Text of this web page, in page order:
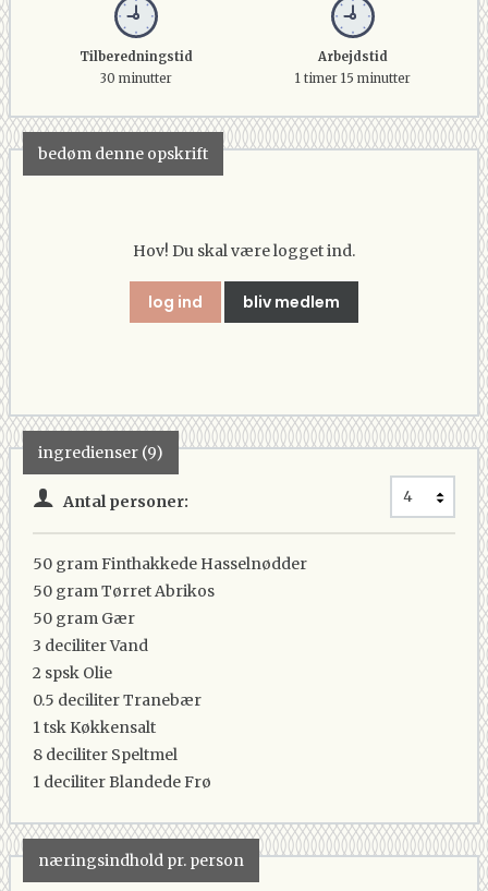
Tilberedningstid
30 minutter
Arbejdstid
1 timer 15 minutter
bedøm denne opskrift
Hov! Du skal være logget ind.
log ind bliv medlem
ingredienser (9)
Antal personer:
50 gramFinthakkede Hasselnødder
50 gramTørret Abrikos
50 gram Gær
3 deciliterVand
2 spsk Olie
0.5 deciliterTranebær
1 tsk Køkkensalt
8 deciliter Speltmel
1 deciliterBlandede Frø
næringsindhold pr. person